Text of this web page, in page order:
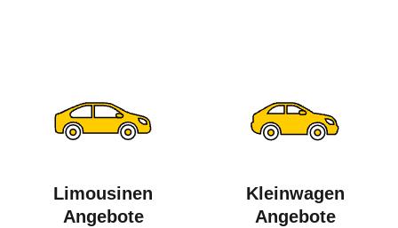
Limousinen
Angebote
Kleinwagen
Angebote